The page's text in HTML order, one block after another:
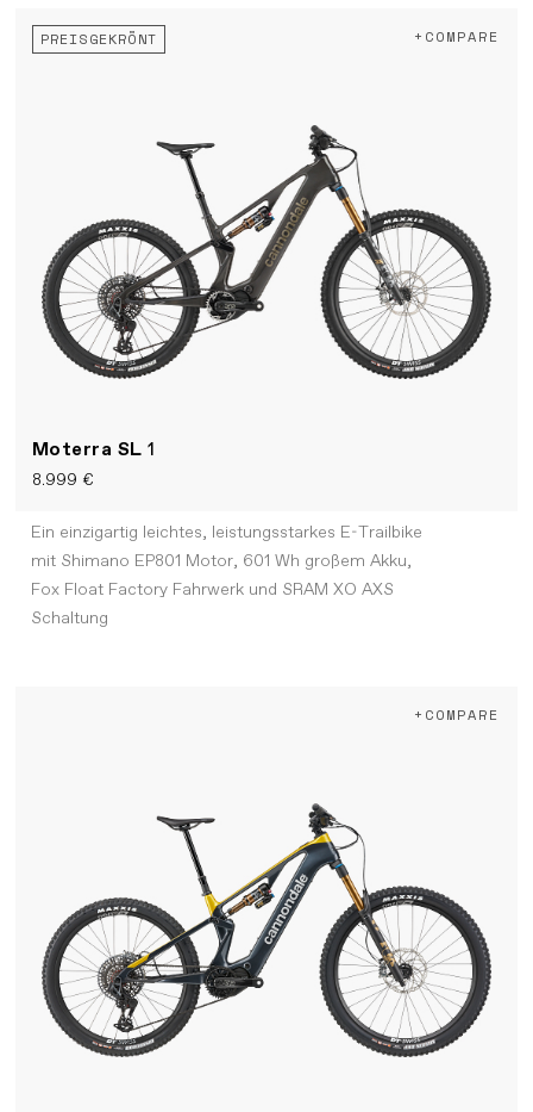
PREISGEKRÖNT
Moterra SL1
8.999 €
+COMPARE
Ein einzigartig leichtes, leistungsstarkes E-Trailbike
mit Shimano EP801 Motor, 601 Wh großem Akku,
Fox Float Factory Fahrwerk und SRAM XO AXS
Schaltung
+COMPARE